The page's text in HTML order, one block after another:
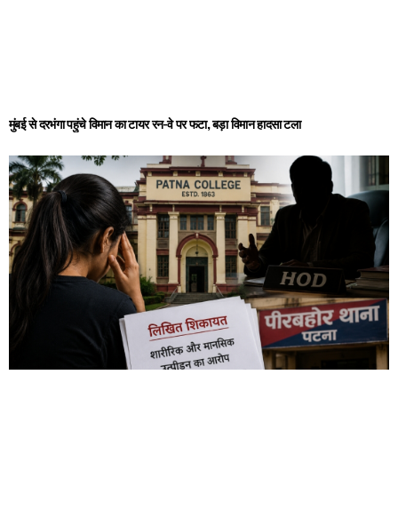
मुंबई से दरभंगा पहुंचे विमान का टायर रन-वे पर फटा, बड़ा विमान हादसा टला